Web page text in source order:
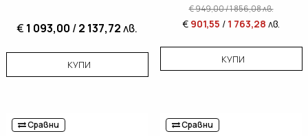
€ 1 093,00 /2 137,72лв.
КУПИ
€949,00/1 856,08лв.
€ 901,55 / 1 763,28 лв.
КУПИ
Сравни Сравни